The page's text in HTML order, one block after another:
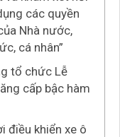
các quyền
Nhà nước,
cá nhân”
tổ chức Lễ
cấp bậc hàm
điều khiển xe ô